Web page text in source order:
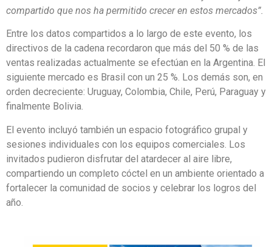
compartido que nos ha permitido crecer en estos mercados”.
Entre los datos compartidos a lo largo de este evento, los
directivos de la cadena recordaron que más del 50 % de las
ventas realizadas actualmente se efectúan en la Argentina. El
siguiente mercado es Brasil con un 25 %. Los demás son, en
orden decreciente: Uruguay, Colombia, Chile, Perú, Paraguay y
finalmente Bolivia.
El evento incluyó también un espacio fotográfico grupal y
sesiones individuales con los equipos comerciales. Los
invitados pudieron disfrutar del atardecer al aire libre,
compartiendo un completo cóctel en un ambiente orientado a
fortalecer la comunidad de socios y celebrar los logros del
año.